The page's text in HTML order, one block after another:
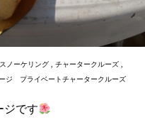
スノーケリング チャータークルーズ
ジ プライベートチャータークルーズ
です